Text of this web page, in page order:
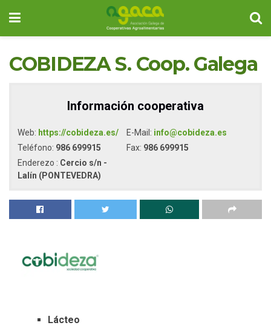
COBIDEZA S. Coop. Galega
Información cooperativa
Web: https://cobideza.es/ E-Mail: info@cobideza.es
Teléfono: 986 699915 Fax: 986 699915
Enderezo : Cercio s/n -
Lalín (PONTEVEDRA)
Lácteo